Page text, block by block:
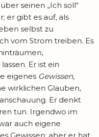
seinen „Ich soll“
er gibt es auf, als
selbst zu
vom Strom treiben. Es
Er ist ein
eigenes Gewissen,
wirklichen Glauben,
Er denkt
tun. Irgendwo im
auch eigene